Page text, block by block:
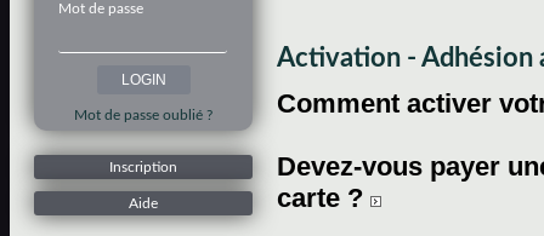
Mot de passe
Mot de passe oublié ?
Inscription
Aide
Activation - Adhésion
Comment activer
Devez-vous payer
carte ?